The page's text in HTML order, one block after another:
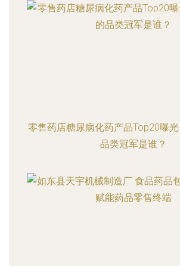
零售药店糖尿病化药产品Top20曝
品类冠军是谁？